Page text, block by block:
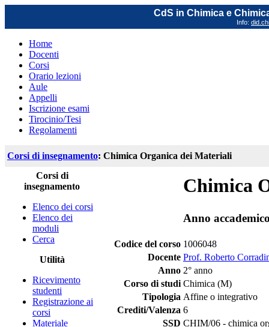
CdS in Chimica e
Info:
Home
Docenti
Corsi
Orario lezioni
Aule
Appelli
Iscrizione esami
Tirocinio/Tesi
Regolamenti
Corsi di insegnamento: Chimica Organica dei Materiali
Corsi di
insegnamento
Elenco dei corsi
Elenco dei
moduli
Cerca
Utilità
Ricevimento
studenti
Registrazione ai
corsi
Materiale
Chimica
Anno
Codice del corso 1006048
Docente Prof. Roberto
Anno 2° anno
Corso di studi Chimica (M)
Tipologia Affine o integrativo
Crediti/Valenza 6
SSD CHIM/06 - chimica